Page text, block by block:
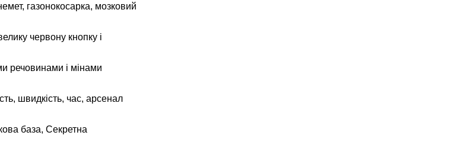
газонокосарка, мозковий
червону кнопку і
речовинами і мінами
швидкість, час, арсенал
база, Секретна